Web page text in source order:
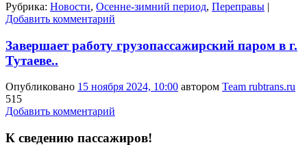
Рубрика: Новости, Осенне-зимний период, Переправы |
Добавить комментарий
Завершает работу грузопассажирский паром в г.
Тутаеве..
Опубликовано 15 ноября 2024, 10:00 автором Team rubtrans.ru
515
Добавить комментарий
К сведению пассажиров!